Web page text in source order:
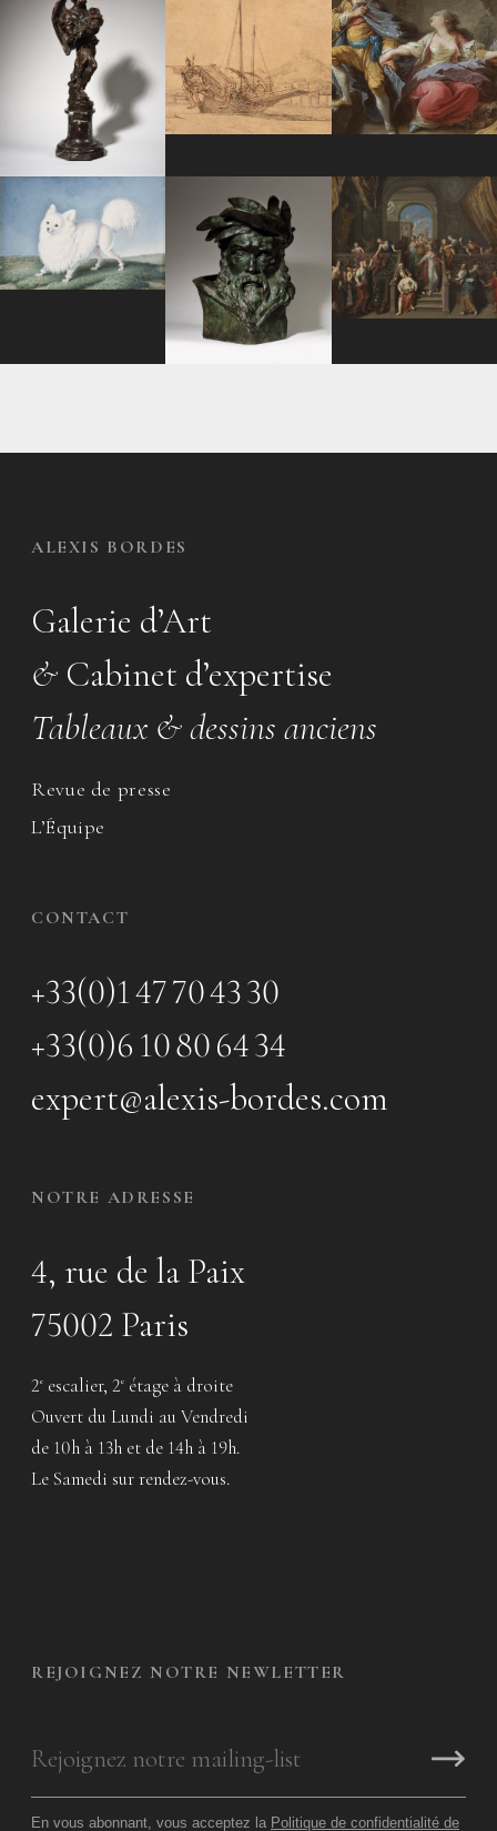
ALEXIS BORDES
Galerie d’Art
& Cabinet d’expertise
Tableaux & dessins anciens
Revue de presse
L’Équipe
CONTACT
+33(0)1 47 70 43 30
+33(0)6 10 80 64 34
expert@alexis-bordes.com
NOTRE ADRESSE
4, rue de la Paix
75002 Paris
2e escalier, 2e étage à droite
Ouvert du Lundi au Vendredi
de 10h à 13h et de 14h à 19h.
Le Samedi sur rendez-vous.
REJOIGNEZ NOTRE NEWLETTER
En vous abonnant, vous acceptez la Politique de confidentialité de